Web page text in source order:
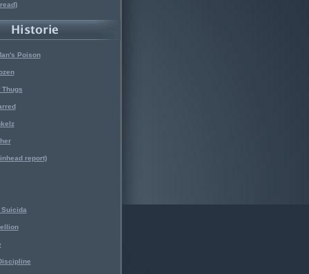
Poison
Thugs
report)
Suicida